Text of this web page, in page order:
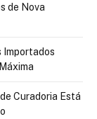
de Nova
Importados
Curadoria Está